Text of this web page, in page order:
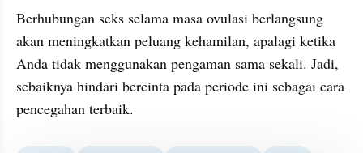
Berhubungan seks selama masa ovulasi berlangsung
akan meningkatkan peluang kehamilan, apalagi ketika
Anda tidak menggunakan pengaman sama sekali. Jadi,
sebaiknya hindari bercinta pada periode ini sebagai cara
pencegahan terbaik.